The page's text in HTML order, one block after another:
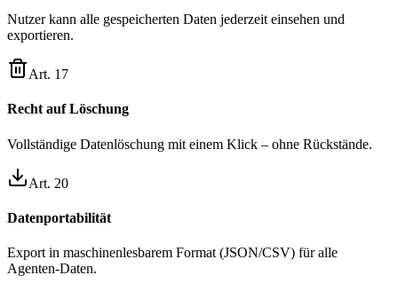
Nutzer kann alle gespeicherten Daten jederzeit einsehen und
exportieren.
Art. 17
Recht auf Löschung
Vollständige Datenlöschung mit einem Klick – ohne Rückstände.
Art. 20
Datenportabilität
Export in maschinenlesbarem Format (JSON/CSV) für alle
Agenten-Daten.